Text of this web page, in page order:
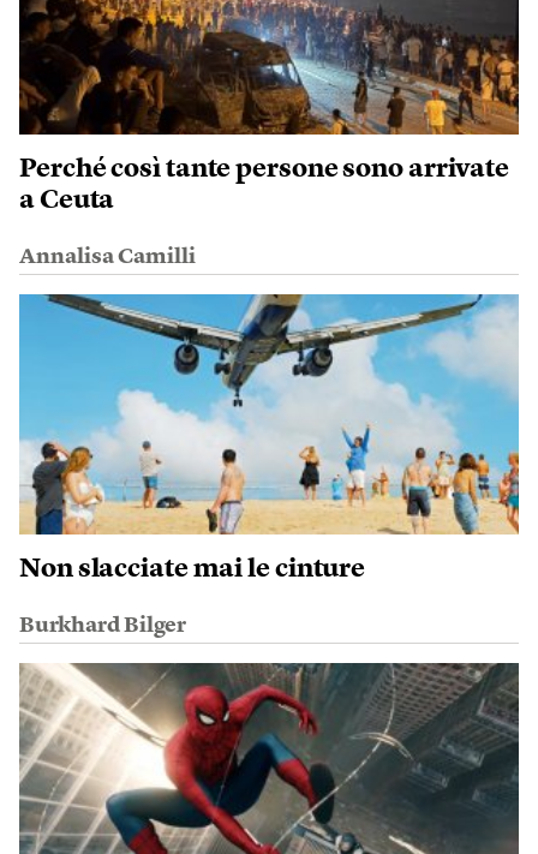
Perché così tante persone sono arrivate
a Ceuta
Annalisa Camilli
Non slacciate mai le cinture
Burkhard Bilger